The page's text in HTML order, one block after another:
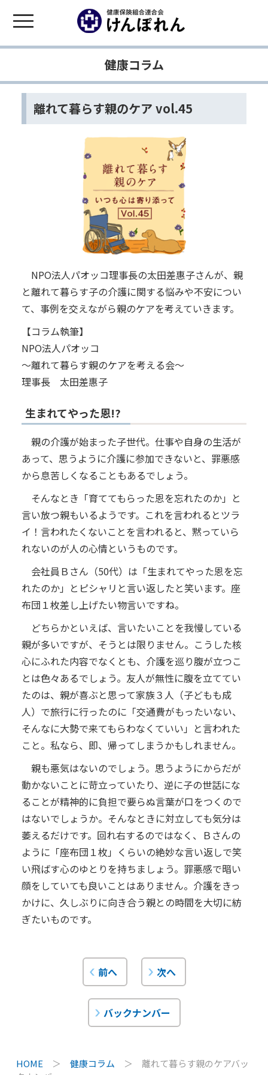
健康コラム
離れて暮らす親のケア vol.45
NPO法人パオッコ理事長の太田差惠子さんが、親
と離れて暮らす子の介護に関する悩みや不安につい
て、事例を交えながら親のケアを考えていきます。
【コラム執筆】
NPO法人パオッコ
～離れて暮らす親のケアを考える会～
理事長 太田差惠子
生まれてやった恩!?
親の介護が始まった子世代。仕事や自身の生活が
あって、思うように介護に参加できないと、罪悪感
から息苦しくなることもあるでしょう。
そんなとき「育ててもらった恩を忘れたのか」と
言い放つ親もいるようです。これを言われるとツラ
イ！言われたくないことを言われると、黙っていら
れないのが人の心情というものです。
会社員Ｂさん（50代）は「生まれてやった恩を忘
れたのか」とピシャリと言い返したと笑います。座
布団１枚差し上げたい物言いですね。
どちらかといえば、言いたいことを我慢している
親が多いですが、そうとは限りません。こうした核
心にふれた内容でなくとも、介護を巡り腹が立つこ
とは色々あるでしょう。友人が無性に腹を立ててい
たのは、親が喜ぶと思って家族３人（子どもも成
人）で旅行に行ったのに「交通費がもったいない、
そんなに大勢で来てもらわなくていい」と言われた
こと。私なら、即、帰ってしまうかもしれません。
親も悪気はないのでしょう。思うようにからだが
動かないことに苛立っていたり、逆に子の世話にな
ることが精神的に負担で要らぬ言葉が口をつくので
はないでしょうか。そんなときに対立しても気分は
萎えるだけです。回れ右するのではなく、Ｂさんの
ように「座布団１枚」くらいの絶妙な言い返しで笑
い飛ばす心のゆとりを持ちましょう。罪悪感で暗い
顔をしていても良いことはありません。介護をきっ
かけに、久しぶりに向き合う親との時間を大切に紡
ぎたいものです。
前へ 次へ
バックナンバー
HOME ＞ 健康コラム ＞ 離れて暮らす親のケアバッ